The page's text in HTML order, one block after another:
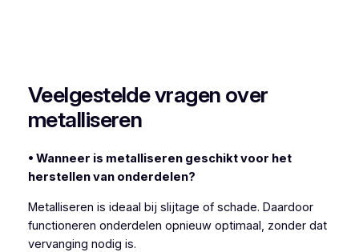
Veelgestelde vragen over
metalliseren
• Wanneer is metalliseren geschikt voor het
herstellen van onderdelen?
Metalliseren is ideaal bij slijtage of schade. Daardoor
functioneren onderdelen opnieuw optimaal, zonder dat
vervanging nodig is.